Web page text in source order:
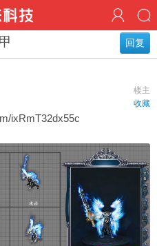
回复
楼主
收藏
ixRmT32dx55c